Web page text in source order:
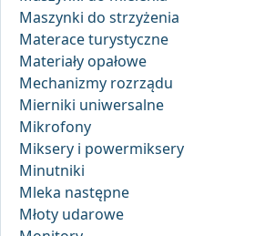
Maszynki do strzyżenia
Materace turystyczne
Materiały opałowe
Mechanizmy rozrządu
Mierniki uniwersalne
Mikrofony
Miksery i powermiksery
Minutniki
Mleka następne
Młoty udarowe